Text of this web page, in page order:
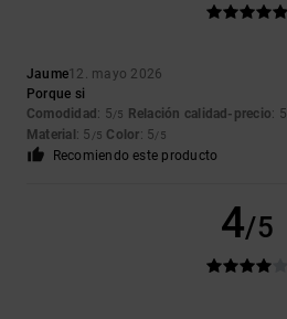
Jaume12. mayo 2026
Porque si
Comodidad : 5/5 Relación calidad-precio: 5
Material : 5 /5 Color: 5/5
Recomiendo este producto
4/5